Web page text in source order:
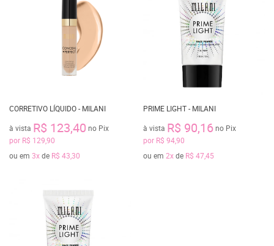
CORRETIVO LÍQUIDO - MILANI
à vista R$ 123,40 no Pix
por R$ 129,90
ou em 3xde R$ 43,30
PRIME LIGHT - MILANI
à vista R$ 90,16no Pix
por R$ 94,90
ou em 2xde R$ 47,45